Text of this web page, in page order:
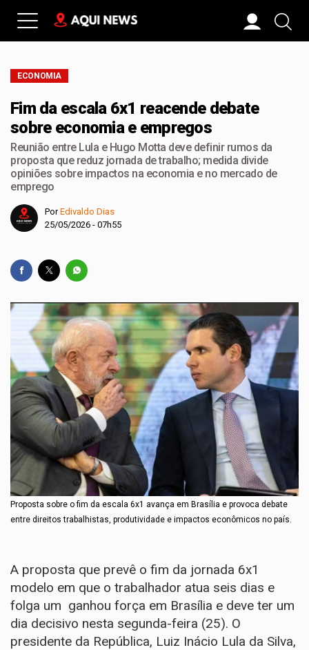
ECONOMIA
Fim da escala 6x1 reacende debate
sobre economia e empregos
Reunião entre Lula e Hugo Motta deve definir rumos da
proposta que reduz jornada de trabalho; medida divide
opiniões sobre impactos na economia e no mercado de
emprego
PorEdivaldo Dias
25/05/2026 - 07h55
Proposta sobre o fim da escala 6x1 avança em Brasília e provoca debate
entre direitos trabalhistas, produtividade e impactos econômicos no país.
A proposta que prevê o fim da jornada 6x1
modelo em que o trabalhador atua seis dias e
folga um ganhou força em Brasília e deve ter um
dia decisivo nesta segunda-feira (25). O
presidente da República, Luiz Inácio Lula da Silva,